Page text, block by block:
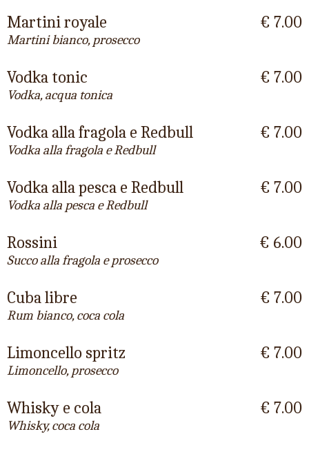
Martini royale
Martini bianco, prosecco
€ 7.00
Vodka tonic
Vodka, acqua tonica
€ 7.00
Vodka alla fragola e Redbull
Vodka alla fragola e Redbull
€ 7.00
Vodka alla pesca e Redbull
Vodka alla pesca e Redbull
€ 7.00
Rossini
Succo alla fragola e prosecco
€ 6.00
Cuba libre
Rum bianco, coca cola
€ 7.00
Limoncello spritz
Limoncello, prosecco
€ 7.00
Whisky e cola
Whisky, coca cola
€ 7.00